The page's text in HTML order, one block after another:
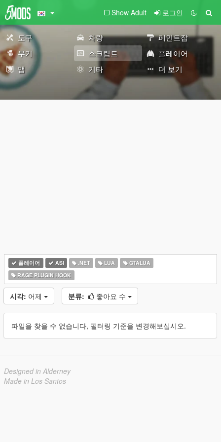
Show Adult 로그인
도구 차량
페인트잡
무기
스크립트
플레이어
맵
기타 더 보기
플레이어 ASI .NET LUA
GTALUA
RAGE PLUGIN HOOK
시각: 어제 분류: 좋아요 수
파일을 찾을 수 없습니다, 필터링 기준을 변경해보십시오.
Designed in Alderney
Made in Los Santos